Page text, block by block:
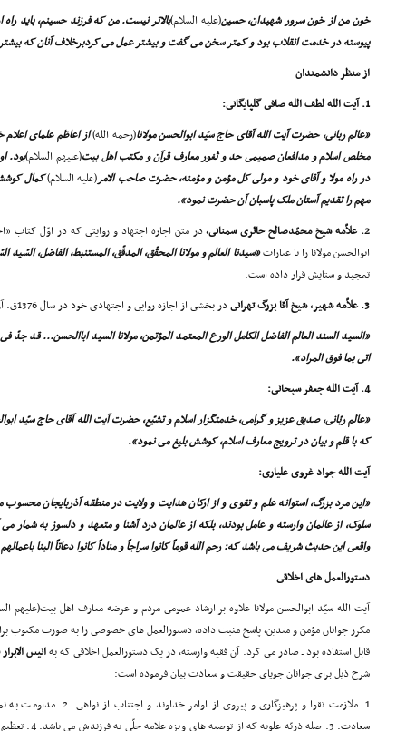
خون من از خون سرور شهیدان، حسین(علیه السلام)بالاتر نیست. من که فرزند حسینم، باید
پیوسته در خدمت انقلاب بود و کمتر سخن مى گفت و بیشتر عمل مى کردبرخلاف آنان که
از منظر دانشمندان
1. آیت الله لطف الله صافى گلپایگانى:
«عالم ربانى، حضرت آیت الله آقاى حاج سیّد ابوالحسن مولانا(رحمه الله)از اعاظم علماى
مخلص اسلام و مدافعان صمیمى حد و ثغور معارف قرآن و مکتب اهل بیت(علیهم السلام)بود.
در راه مولا و آقاى خود و مولى کل مؤمن و مؤمنه، حضرت صاحب الامر(علیه السلام)کمال
مهم را تقدیم آستان ملک پاسبان آن حضرت نمود».
2. علاّمه شیخ محمّدصالح حائرى سمنانى،
در متن اجازه اجتهاد و روایتى که در اوّل کتاب
ابوالحسن مولانا را با عبارات«سیدنا العالم و مولانا المحقّق، المدقّق، المستنبط، الفاضل،
تمجید و ستایش قرار داده است.
3. علاّمه شهیر، شیخ آقا بزرگ تهرانى
در بخشى از اجازه روایى و اجتهادى خود در سال 1376ق. آورده است:
«السید السند العالم الفاضل الکامل الورع المعتمد المؤتمن، مولانا السید اباالحسن... قد
اتى بما فوق المراد».
4. آیت الله جعفر سبحانى:
«عالم ربّانى، صدیق عزیز و گرامى، خدمتگزار اسلام و تشیّع، حضرت آیت الله آقاى حاج سیّد
که با قلم و بیان در ترویج معارف اسلام، کوشش بلیغ مى نمود».
آیت الله جواد غروى علیارى:
«این مرد بزرگ، استوانه علم و تقوى و از ارکان هدایت و ولایت در منطقه آذربایجان
سلوک، از عالمان وارسته و عامل بودند، بلکه از عالمان درد آشنا و متعهد و دلسوز به شمار
واقعى این حدیث شریف مى باشد که: رحم الله قوماً کانوا سراجاً و مناداً کانوا دعاتاً الینا
دستورالعمل هاى اخلاقى
آیت الله سیّد ابوالحسن مولانا علاوه بر ارشاد عمومى مردم و عرضه معارف اهل بیت(علیهم
مکرر جوانان مؤمن و متدین، پاسخ مثبت داده، دستورالعمل هاى خصوصى را به صورت مکتوب
قابل استفاده بود ـ صادر مى کرد. آن فقیه وارسته، در یک دستورالعمل اخلاقى که بهانیس
شرح ذیل براى جوانان جویاى حقیقت و سعادت بیان فرموده است:
1. ملازمت تقوا و پرهیزگارى و